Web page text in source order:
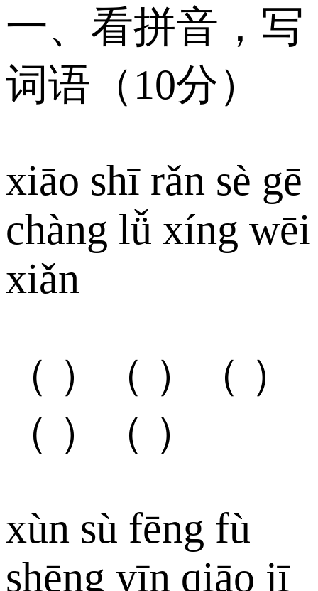
一、看拼音，写
词语（10分）
xiāo shī rǎn sè gē
chàng lǚ xíng wēi
xiǎn
（ ）（ ）（ ）
（ ）（ ）
xùn sù fēng fù
shēng yīn qiāo jī